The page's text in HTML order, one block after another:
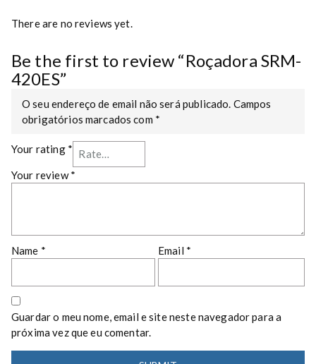
n
t
y
There are no reviews yet.
Be the first to review “Roçadora SRM-
420ES”
O seu endereço de email não será publicado. Campos
obrigatórios marcados com *
Your rating *
Your review*
Name * Email *
Guardar o meu nome, email e site neste navegador para a
próxima vez que eu comentar.